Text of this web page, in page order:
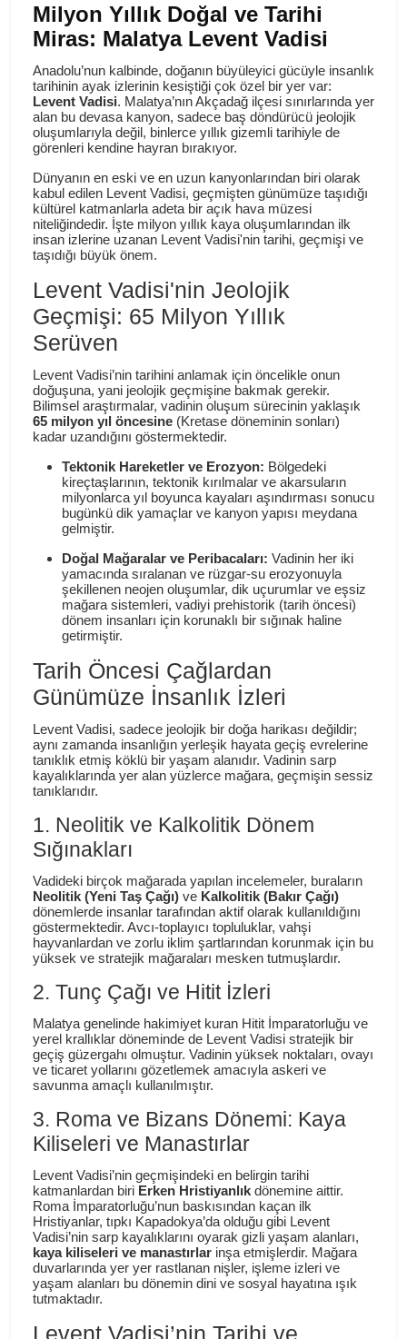
Milyon Yıllık Doğal ve Tarihi
Miras: Malatya Levent Vadisi
Anadolu’nun kalbinde, doğanın büyüleyici gücüyle insanlık
tarihinin ayak izlerinin kesiştiği çok özel bir yer var:
Levent Vadisi. Malatya’nın Akçadağ ilçesi sınırlarında yer
alan bu devasa kanyon, sadece baş döndürücü jeolojik
oluşumlarıyla değil, binlerce yıllık gizemli tarihiyle de
görenleri kendine hayran bırakıyor.
Dünyanın en eski ve en uzun kanyonlarından biri olarak
kabul edilen Levent Vadisi, geçmişten günümüze taşıdığı
kültürel katmanlarla adeta bir açık hava müzesi
niteliğindedir. İşte milyon yıllık kaya oluşumlarından ilk
insan izlerine uzanan Levent Vadisi'nin tarihi, geçmişi ve
taşıdığı büyük önem.
Levent Vadisi'nin Jeolojik
Geçmişi: 65 Milyon Yıllık
Serüven
Levent Vadisi’nin tarihini anlamak için öncelikle onun
doğuşuna, yani jeolojik geçmişine bakmak gerekir.
Bilimsel araştırmalar, vadinin oluşum sürecinin yaklaşık
65 milyon yıl öncesine (Kretase döneminin sonları)
kadar uzandığını göstermektedir.
Tektonik Hareketler ve Erozyon: Bölgedeki
kireçtaşlarının, tektonik kırılmalar ve akarsuların
milyonlarca yıl boyunca kayaları aşındırması sonucu
bugünkü dik yamaçlar ve kanyon yapısı meydana
gelmiştir.
Doğal Mağaralar ve Peribacaları: Vadinin her iki
yamacında sıralanan ve rüzgar-su erozyonuyla
şekillenen neojen oluşumlar, dik uçurumlar ve eşsiz
mağara sistemleri, vadiyi prehistorik (tarih öncesi)
dönem insanları için korunaklı bir sığınak haline
getirmiştir.
Tarih Öncesi Çağlardan
Günümüze İnsanlık İzleri
Levent Vadisi, sadece jeolojik bir doğa harikası değildir;
aynı zamanda insanlığın yerleşik hayata geçiş evrelerine
tanıklık etmiş köklü bir yaşam alanıdır. Vadinin sarp
kayalıklarında yer alan yüzlerce mağara, geçmişin sessiz
tanıklarıdır.
1. Neolitik ve Kalkolitik Dönem
Sığınakları
Vadideki birçok mağarada yapılan incelemeler, buraların
Neolitik (Yeni Taş Çağı) ve Kalkolitik (Bakır Çağı)
dönemlerde insanlar tarafından aktif olarak kullanıldığını
göstermektedir. Avcı-toplayıcı topluluklar, vahşi
hayvanlardan ve zorlu iklim şartlarından korunmak için bu
yüksek ve stratejik mağaraları mesken tutmuşlardır.
2. Tunç Çağı ve Hitit İzleri
Malatya genelinde hakimiyet kuran Hitit İmparatorluğu ve
yerel krallıklar döneminde de Levent Vadisi stratejik bir
geçiş güzergahı olmuştur. Vadinin yüksek noktaları, ovayı
ve ticaret yollarını gözetlemek amacıyla askeri ve
savunma amaçlı kullanılmıştır.
3. Roma ve Bizans Dönemi: Kaya
Kiliseleri ve Manastırlar
Levent Vadisi’nin geçmişindeki en belirgin tarihi
katmanlardan biri Erken Hristiyanlık dönemine aittir.
Roma İmparatorluğu’nun baskısından kaçan ilk
Hristiyanlar, tıpkı Kapadokya’da olduğu gibi Levent
Vadisi’nin sarp kayalıklarını oyarak gizli yaşam alanları,
kaya kiliseleri ve manastırlar inşa etmişlerdir. Mağara
duvarlarında yer yer rastlanan nişler, işleme izleri ve
yaşam alanları bu dönemin dini ve sosyal hayatına ışık
tutmaktadır.
Levent Vadisi’nin Tarihi ve